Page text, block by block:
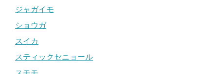
ジャガイモ
ショウガ
スイカ
スティックセニョール